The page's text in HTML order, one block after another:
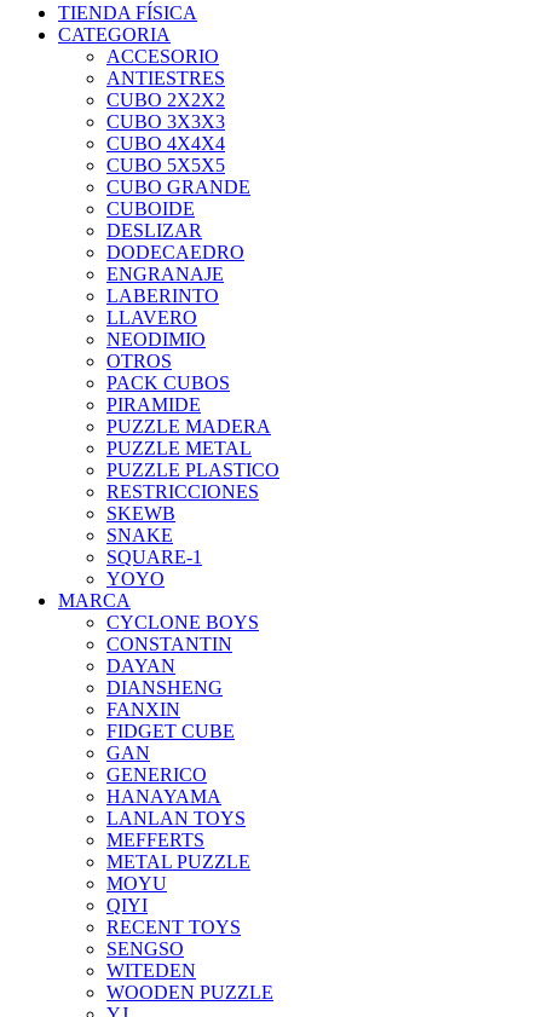
TIENDA FÍSICA
CATEGORIA
ACCESORIO
ANTIESTRES
CUBO 2X2X2
CUBO 3X3X3
CUBO 4X4X4
CUBO 5X5X5
CUBO GRANDE
CUBOIDE
DESLIZAR
DODECAEDRO
ENGRANAJE
LABERINTO
LLAVERO
NEODIMIO
OTROS
PACK CUBOS
PIRAMIDE
PUZZLE MADERA
PUZZLE METAL
PUZZLE PLASTICO
RESTRICCIONES
SKEWB
SNAKE
SQUARE-1
YOYO
MARCA
CYCLONE BOYS
CONSTANTIN
DAYAN
DIANSHENG
FANXIN
FIDGET CUBE
GAN
GENERICO
HANAYAMA
LANLAN TOYS
MEFFERTS
METAL PUZZLE
MOYU
QIYI
RECENT TOYS
SENGSO
WITEDEN
WOODEN PUZZLE